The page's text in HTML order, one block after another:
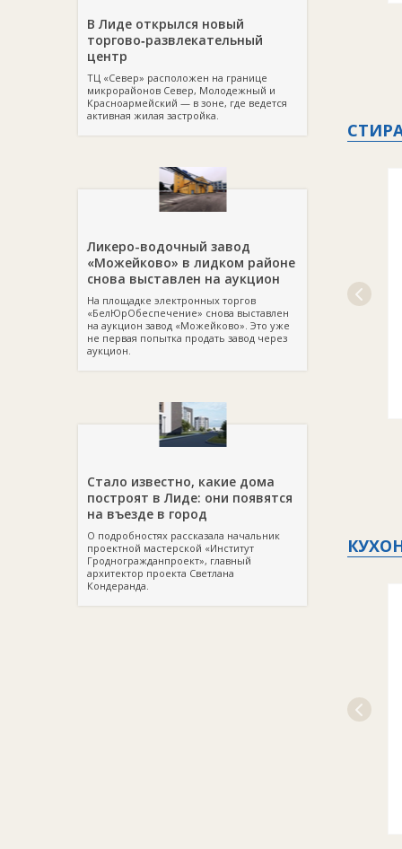
В Лиде открылся новый
торгово‑развлекательный
центр
ТЦ «Север» расположен на границе
микрорайонов Север, Молодежный и
Красноармейский — в зоне, где ведется
активная жилая застройка.
Ликеро-водочный завод
«Можейково» в лидком районе
снова выставлен на аукцион
На площадке электронных торгов
«БелЮрОбеспечение» снова выставлен
на аукцион завод «Можейково». Это уже
не первая попытка продать завод через
аукцион.
Стало известно, какие дома
построят в Лиде: они появятся
на въезде в город
О подробностях рассказала начальник
проектной мастерской «Институт
Гродногражданпроект», главный
архитектор проекта Светлана
Кондеранда.